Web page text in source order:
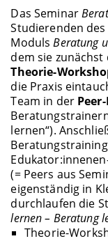
Das Seminar
Studierenden
ModulsBeratung
dem sie
Theorie-
die Praxis
Team in der
lernen“).
(= Peers aus
eigenständig in
durchlaufen die
lernen – Beratung
Theorie-